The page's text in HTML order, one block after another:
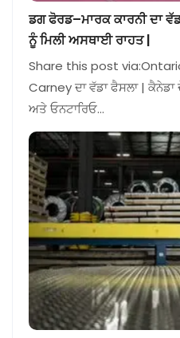
ਡਗ ਫੋਰਡ–ਮਾਰਕ ਕਾਰਨੀ ਦਾ
ਨੂੰ ਮਿਲੀ ਅਸਥਾਈ ਰਾਹਤ |
Share this post
Carney ਦਾ ਵੱਡਾ ਫੈਸਲਾ |
ਅਤੇ ਓਨਟਾਰਿਓ…